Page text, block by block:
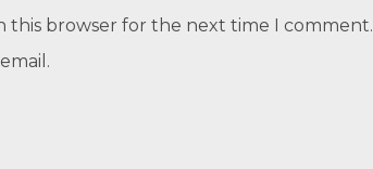
this browser for the next time I comment.